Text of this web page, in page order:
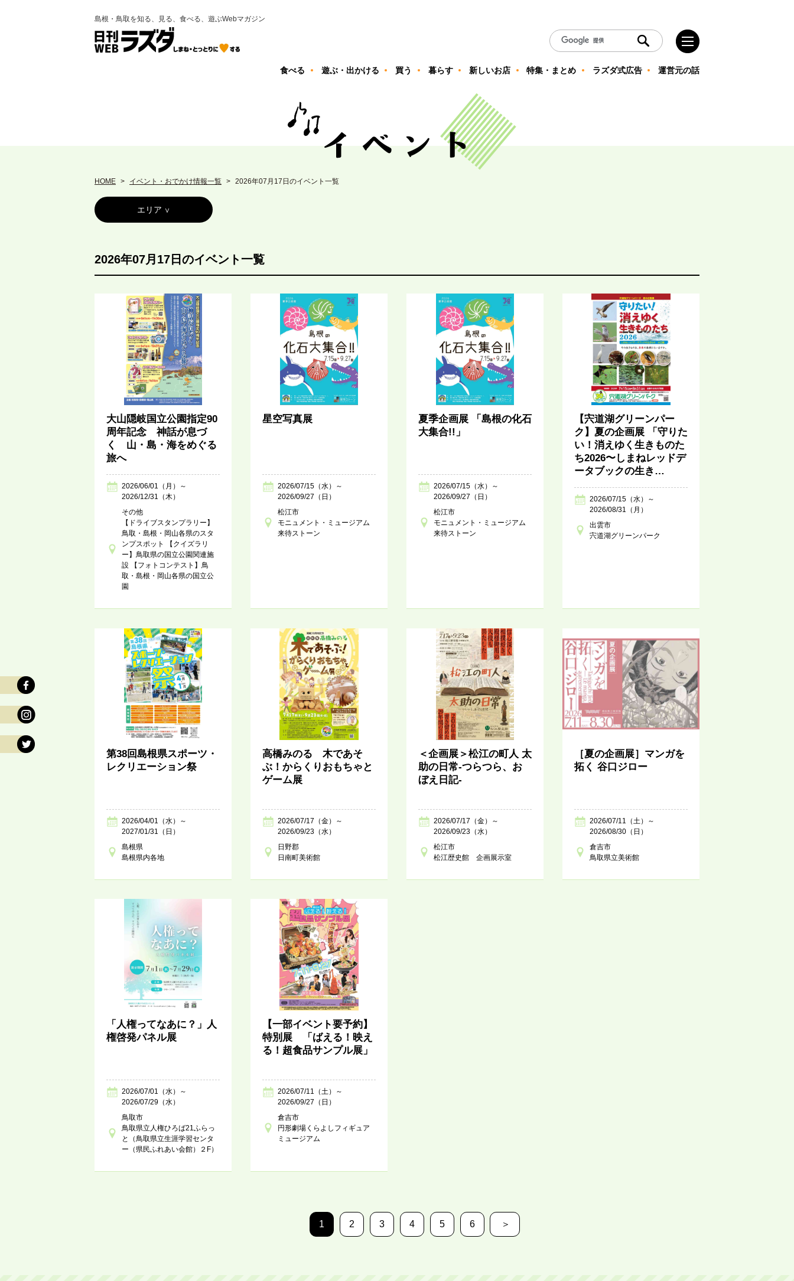
島根・鳥取を知る、見る、食べる、遊ぶWebマガジン
食べる 遊ぶ・出かける 買う 暮らす 新しいお店 特集・まとめ ラズダ式広告 運営元の話
HOME イベント・おでかけ情報一覧 2026年07月17日のイベント一覧
エリア
2026年07月17日のイベント一覧
大山隠岐国立公園指定90
周年記念 神話が息づ
く 山・島・海をめぐる
旅へ
2026/06/01（月）～
2026/12/31（木）
その他
【ドライブスタンプラリー】
鳥取・島根・岡山各県のスタ
ンプスポット 【クイズラリ
ー】鳥取県の国立公園関連施
設 【フォトコンテスト】鳥
取・島根・岡山各県の国立公
園
星空写真展
2026/07/15（水）～
2026/09/27（日）
松江市
モニュメント・ミュージアム
来待ストーン
夏季企画展 「島根の化石
大集合!!」
2026/07/15（水）～
2026/09/27（日）
松江市
モニュメント・ミュージアム
来待ストーン
【宍道湖グリーンパー
ク】夏の企画展 「守りた
い！消えゆく生きものた
ち2026〜しまねレッドデ
ータブックの生き…
2026/07/15（水）～
2026/08/31（月）
出雲市
宍道湖グリーンパーク
第38回島根県スポーツ・
レクリエーション祭
2026/04/01（水）～
2027/01/31（日）
島根県
島根県内各地
高橋みのる 木であそ
ぶ！からくりおもちゃと
ゲーム展
2026/07/17（金）～
2026/09/23（水）
日野郡
日南町美術館
＜企画展＞松江の町人 太
助の日常-つらつら、お
ぼえ日記-
2026/07/17（金）～
2026/09/23（水）
松江市
松江歴史館 企画展示室
［夏の企画展］マンガを
拓く 谷口ジロー
2026/07/11（土）～
2026/08/30（日）
倉吉市
鳥取県立美術館
「人権ってなあに？」人
権啓発パネル展
2026/07/01（水）～
2026/07/29（水）
鳥取市
鳥取県立人権ひろば21ふらっ
と（鳥取県立生涯学習センタ
ー（県民ふれあい会館）２F）
【一部イベント要予約】
特別展 「ばえる！映え
る！超食品サンプル展」
2026/07/11（土）～
2026/09/27（日）
倉吉市
円形劇場くらよしフィギュア
ミュージアム
1 2 3 4 5 6 ＞